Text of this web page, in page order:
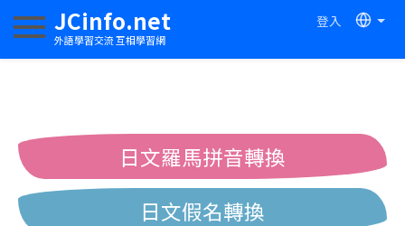
JCinfo.net
外語學習交流 互相學習網
登入
切換導航
日文羅馬拼音轉換
日文假名轉換